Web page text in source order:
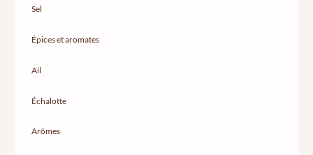
Sel
Épices et aromates
Ail
Échalotte
Arômes